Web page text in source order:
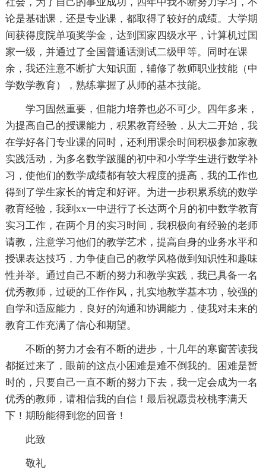
社会，为了自己的事业成功，四年中我不断努力学习，不
论是基础课，还是专业课，都取得了较好的成绩。大学期
间获得度院单项奖学金，达到国家四级水平，计算机过国
家一级，并通过了全国普通话测试二级甲等。同时在课
余，我还注意不断扩大知识面，辅修了教师职业技能（中
学数学教育），熟练掌握了从师的基本技能。
学习固然重要，但能力培养也必不可少。四年多来，
为提高自己的授课能力，积累教育经验，从大二开始，我
在学好各门专业课的同时，还利用课余时间积极参加家教
实践活动，为多名数学跛腿的初中和小学学生进行数学补
习，使他们的数学成绩都有较大程度的提高，我的工作也
得到了学生家长的肯定和好评。为进一步积累系统的数学
教育经验，我到xx一中进行了长达两个月的初中数学教育
实习工作，在两个月的实习时间，我积极向有经验的老师
请教，注意学习他们的教学艺术，提高自身的业务水平和
授课表达技巧，力争使自己的教学风格做到知识性和趣味
性并举。通过自己不断的努力和教学实践，我已具备一名
优秀教师，过硬的工作作风，扎实地教学基本功，较强的
自学和适应能力，良好的沟通和协调能力，使我对未来的
教育工作充满了信心和期望。
不断的努力才会有不断的进步，十几年的寒窗苦读我
都挺过来了，眼前的这点小困难是难不倒我的。困难是暂
时的，只要自己一直不断的努力下去，我一定会成为一名
优秀的教师，请相信我的自信！最后祝愿贵校桃李满天
下！期盼能得到您的回音！
此致
敬礼